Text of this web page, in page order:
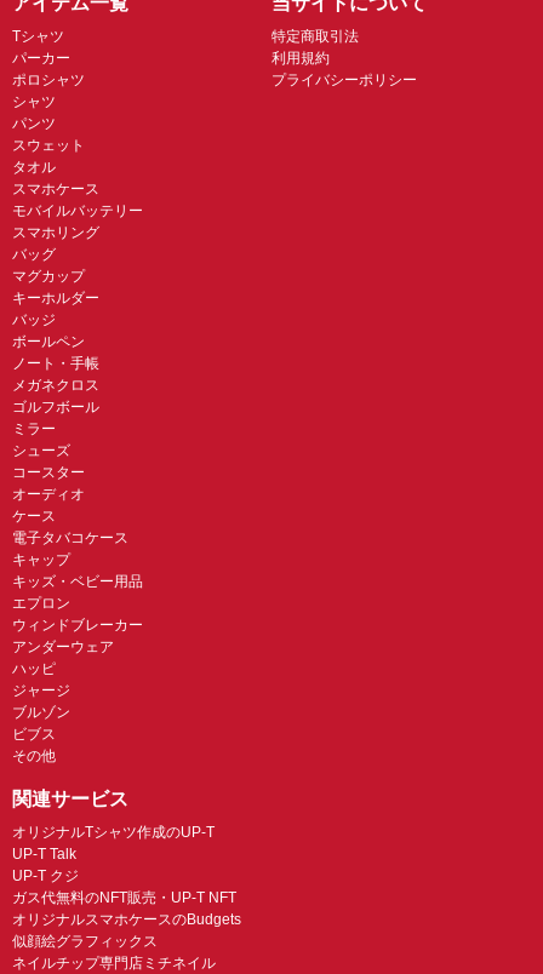
Tシャツ
パーカー
ポロシャツ
シャツ
パンツ
スウェット
タオル
スマホケース
モバイルバッテリー
スマホリング
バッグ
マグカップ
キーホルダー
バッジ
ボールペン
ノート・手帳
メガネクロス
ゴルフボール
ミラー
シューズ
コースター
オーディオ
ケース
電子タバコケース
キャップ
キッズ・ベビー用品
エプロン
ウィンドブレーカー
アンダーウェア
ハッピ
ジャージ
ブルゾン
ビブス
その他
特定商取引法
利用規約
プライバシーポリシー
関連サービス
オリジナルTシャツ作成のUP-T
UP-T Talk
UP-T クジ
ガス代無料のNFT販売・UP-T NFT
オリジナルスマホケースのBudgets
似顔絵グラフィックス
ネイルチップ専門店ミチネイル